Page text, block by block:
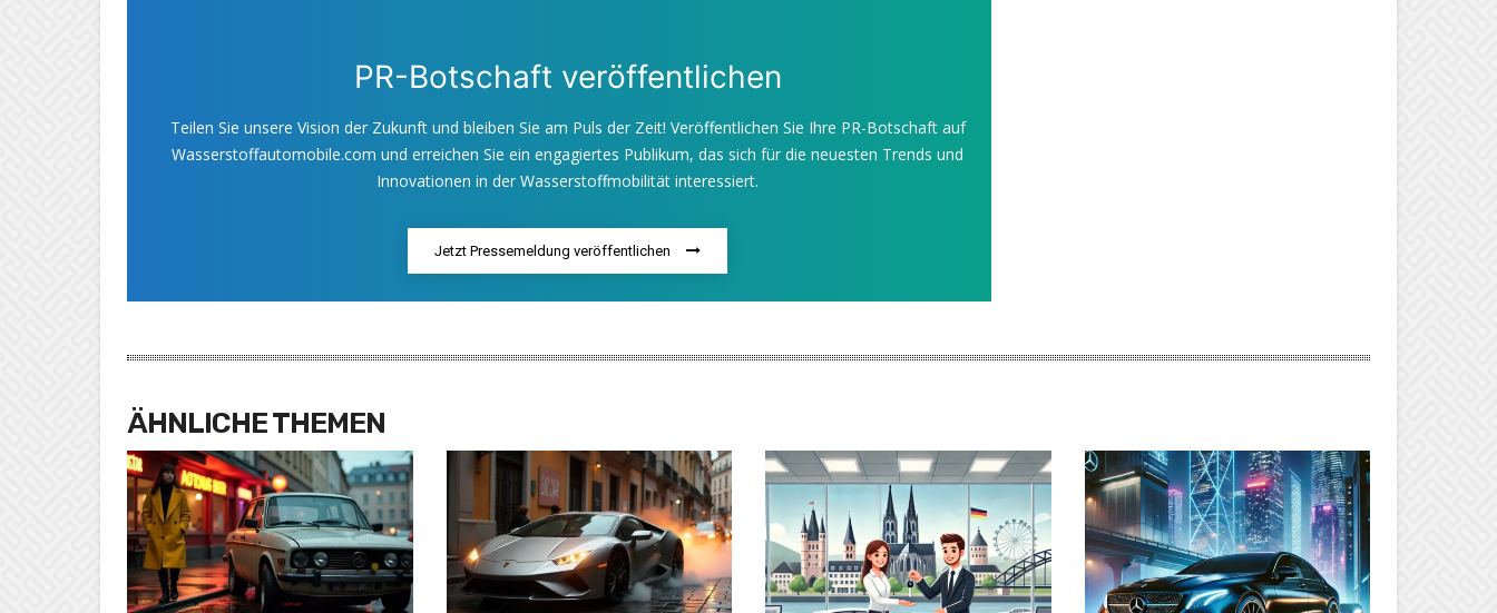
PR-Botschaft veröffentlichen
Teilen Sie unsere Vision der Zukunft und bleiben Sie am Puls der Zeit! Veröffentlichen Sie Ihre PR-Botschaft auf
Wasserstoffautomobile.com und erreichen Sie ein engagiertes Publikum, das sich für die neuesten Trends und
Innovationen in der Wasserstoffmobilität interessiert.
Jetzt Pressemeldung veröffentlichen
ÄHNLICHE THEMEN